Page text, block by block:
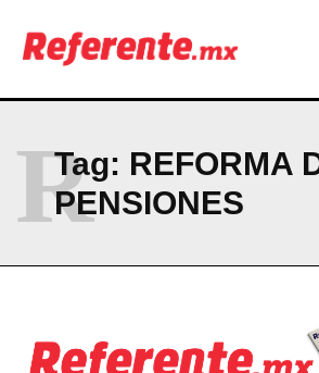
Más escuelas renovadas: fortalecen
a clases
Company
ABOUT
PRIVACY POLICY
Tag: REFORMA
PENSIONES
R